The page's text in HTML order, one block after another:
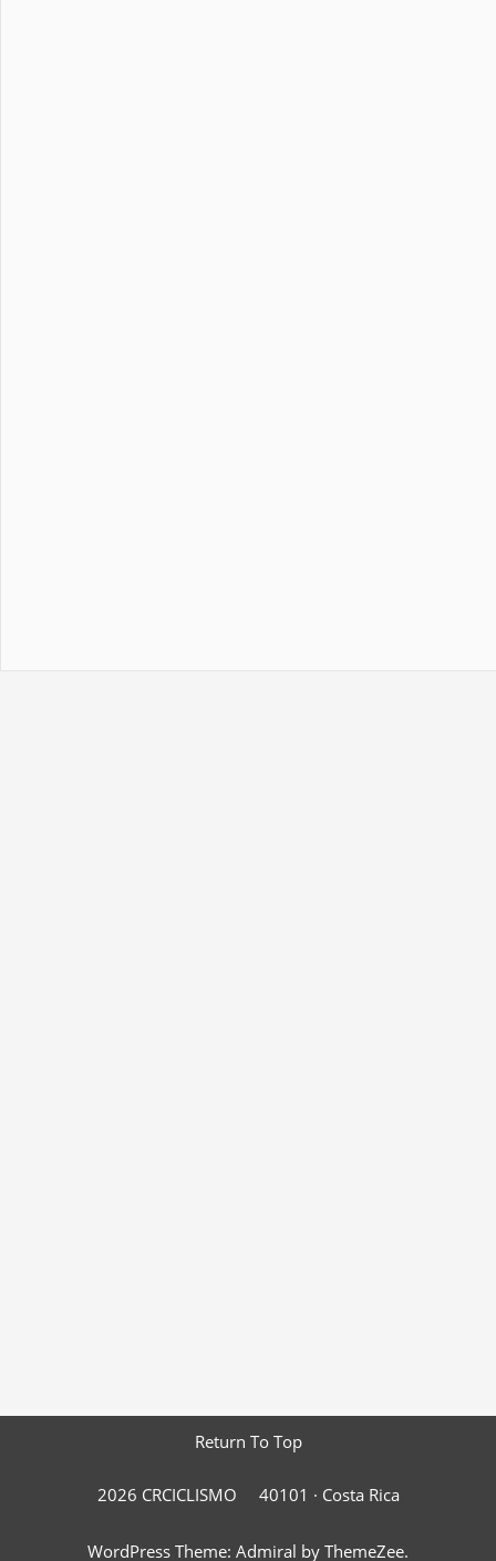
Return To Top
2026 CRCICLISMO 40101 · Costa Rica
WordPress Theme: Admiral by ThemeZee.